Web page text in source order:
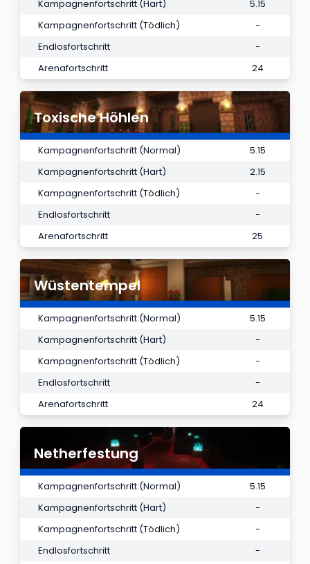
Kampagnenfortschritt (Hart)
5.15
Kampagnenfortschritt (Tödlich)
-
Endlosfortschritt
-
Arenafortschritt
24
Toxische Höhlen
Kampagnenfortschritt (Normal)
5.15
Kampagnenfortschritt (Hart)
2.15
Kampagnenfortschritt (Tödlich)
-
Endlosfortschritt
-
Arenafortschritt
25
Wüstentempel
Kampagnenfortschritt (Normal)
5.15
Kampagnenfortschritt (Hart)
-
Kampagnenfortschritt (Tödlich)
-
Endlosfortschritt
-
Arenafortschritt
24
Netherfestung
Kampagnenfortschritt (Normal)
5.15
Kampagnenfortschritt (Hart)
-
Kampagnenfortschritt (Tödlich)
-
Endlosfortschritt
-